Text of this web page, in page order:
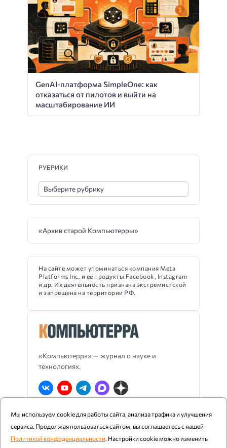
GenAI-платформа SimpleOne: как
отказаться от пилотов и выйти на
масштабирование ИИ
«Компьютерра» — журнал о науке и
технологиях.
О Компьютерре Блог издания
RSS
Реклама
Политика конфиденциальности
РУБРИКИ
«Архив старой Компьютерры»
На сайте может упоминаться компания Meta
Platforms Inc. и ее продукты Facebook, Instagram
и др. Их деятельность признана экстремистской
и запрещена на территории РФ.
Мы используем cookie для работы сайта, анализа трафика и улучшения
сервиса. Продолжая пользоваться сайтом, вы соглашаетесь с нашей
Политикой конфиденциальности. Настройки cookie можно изменить